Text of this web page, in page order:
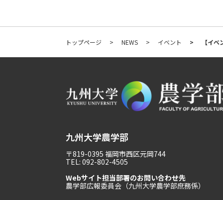
トップページ NEWS イベント 【イ
九州大学農学部
〒819-0395 福岡市西区元岡744
TEL: 092-802-4505
Webサイト担当部署のお問い合わせ先
農学部広報委員会（九州大学農学部庶務係）